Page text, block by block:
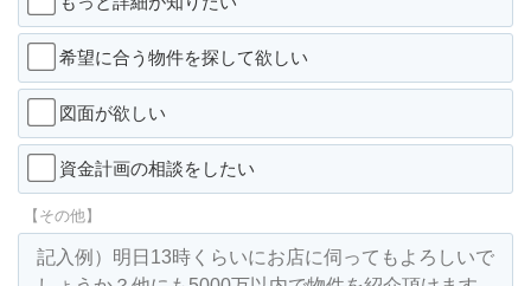
希望に合う物件を探して欲しい
図面が欲しい
資金計画の相談をしたい
【その他】